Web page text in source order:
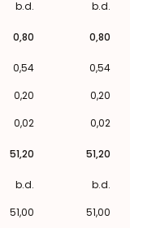
b.d. b.d.
0,80 0,80
0,54
0,54
0,20
0,20
0,02 0,02
51,20 51,20
b.d.
b.d.
51,00 51,00